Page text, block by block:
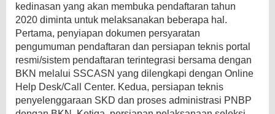
kedinasan yang akan membuka pendaftaran tahun
2020 diminta untuk melaksanakan beberapa hal.
Pertama, penyiapan dokumen persyaratan
pengumuman pendaftaran dan persiapan teknis portal
resmi/sistem pendaftaran terintegrasi bersama dengan
BKN melalui SSCASN yang dilengkapi dengan Online
Help Desk/Call Center. Kedua, persiapan teknis
penyelenggaraan SKD dan proses administrasi PNBP